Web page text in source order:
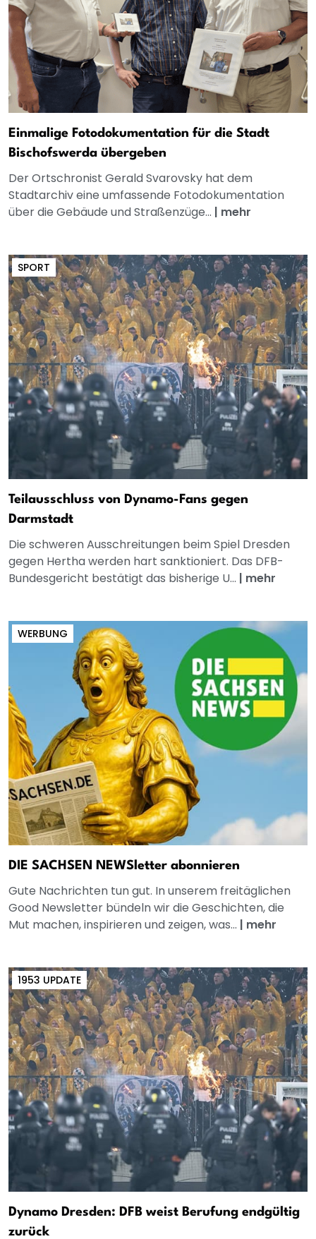
Einmalige Fotodokumentation für die Stadt
Bischofswerda übergeben
Der Ortschronist Gerald Svarovsky hat dem
Stadtarchiv eine umfassende Fotodokumentation
über die Gebäude und Straßenzüge... | mehr
SPORT
Teilausschluss von Dynamo-Fans gegen
Darmstadt
Die schweren Ausschreitungen beim Spiel Dresden
gegen Hertha werden hart sanktioniert. Das DFB-
Bundesgericht bestätigt das bisherige U... | mehr
WERBUNG
DIE SACHSEN NEWSletter abonnieren
Gute Nachrichten tun gut. In unserem freitäglichen
Good Newsletter bündeln wir die Geschichten, die
Mut machen, inspirieren und zeigen, was... | mehr
1953 UPDATE
Dynamo Dresden: DFB weist Berufung endgültig
zurück